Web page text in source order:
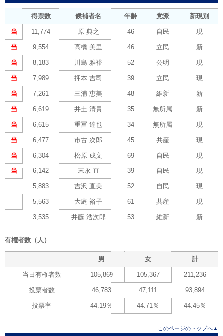
得票数 候補者名 年齢 党派 新現別
当 11,774 原 典之 46 自民 現
当 9,554 高橋 美里 46 立民 新
当 8,183 川島 雅裕 52 公明 現
当 7,989 押本 吉司 39 立民 現
当 7,261 三浦 恵美 48 維新 新
当 6,619 井土 清貴 35 無所属 新
当 6,615 重冨 達也 34 無所属 現
当 6,477 市古 次郎 45 共産 現
当 6,304 松原 成文 69 自民 現
当 6,142 末永 直 39 自民 現
5,883 吉沢 直美 52 自民 現
5,563 大庭 裕子 61 共産 現
3,535 井藤 浩次郎 53 維新 新
有権者数（人）
男 女 計
当日有権者数 105,869 105,367 211,236
投票者数 46,783 47,111 93,894
投票率 44.19％ 44.71％ 44.45％
このページのトップへ▲